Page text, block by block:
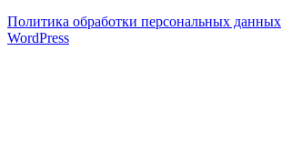
Политика обработки персональных данных
WordPress